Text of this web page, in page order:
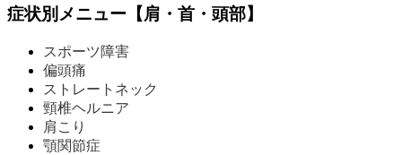
症状別メニュー【肩・首・頭部】
スポーツ障害
偏頭痛
ストレートネック
頸椎ヘルニア
肩こり
顎関節症